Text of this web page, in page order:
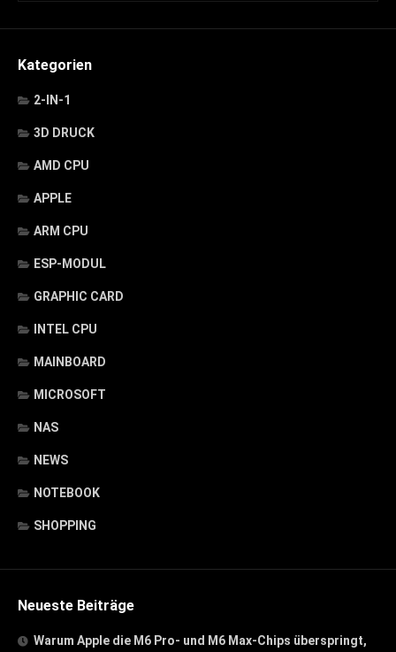
Kategorien
2-IN-1
3D DRUCK
AMD CPU
APPLE
ARM CPU
ESP-MODUL
GRAPHIC CARD
INTEL CPU
MAINBOARD
MICROSOFT
NAS
NEWS
NOTEBOOK
SHOPPING
Neueste Beiträge
Warum Apple die M6 Pro- und M6 Max-Chips überspringt,